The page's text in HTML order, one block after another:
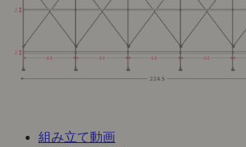
組み立て動画